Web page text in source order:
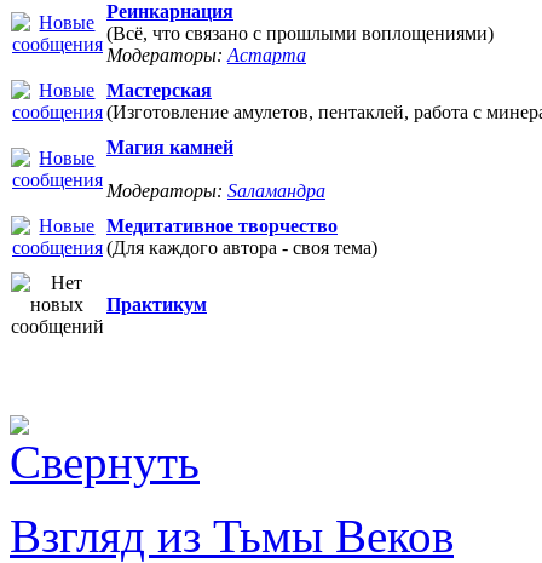
Реинкарнация
(Всё, что связано с прошлыми воплощениями)
Модераторы: Астарта
Мастерская
(Изготовление амулетов, пентаклей, работа с
Магия камней
Модераторы: Sаламандра
Медитативное творчество
(Для каждого автора - своя тема)
Практикум
Взгляд из Тьмы Веков